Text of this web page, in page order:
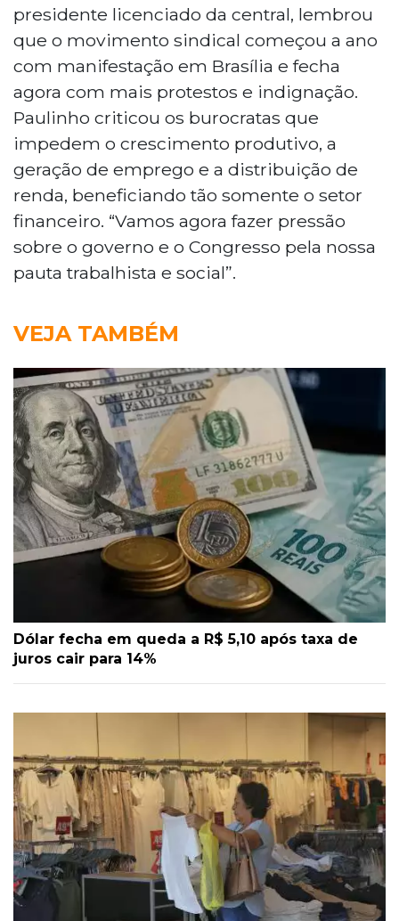
presidente licenciado da central, lembrou
que o movimento sindical começou a ano
com manifestação em Brasília e fecha
agora com mais protestos e indignação.
Paulinho criticou os burocratas que
impedem o crescimento produtivo, a
geração de emprego e a distribuição de
renda, beneficiando tão somente o setor
financeiro. “Vamos agora fazer pressão
sobre o governo e o Congresso pela nossa
pauta trabalhista e social”.
VEJA TAMBÉM
Dólar fecha em queda a R$ 5,10 após taxa de
juros cair para 14%